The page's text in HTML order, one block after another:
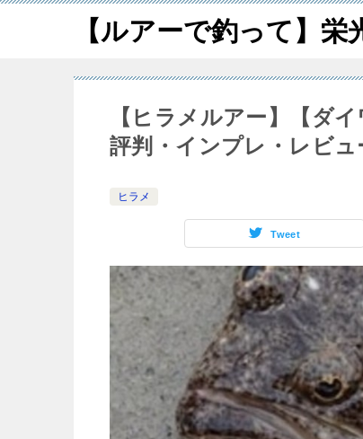
【ルアーで釣って】
【ヒラメルアー】【ダ
評判・インプレ・レビュ
ヒラメ
Tweet